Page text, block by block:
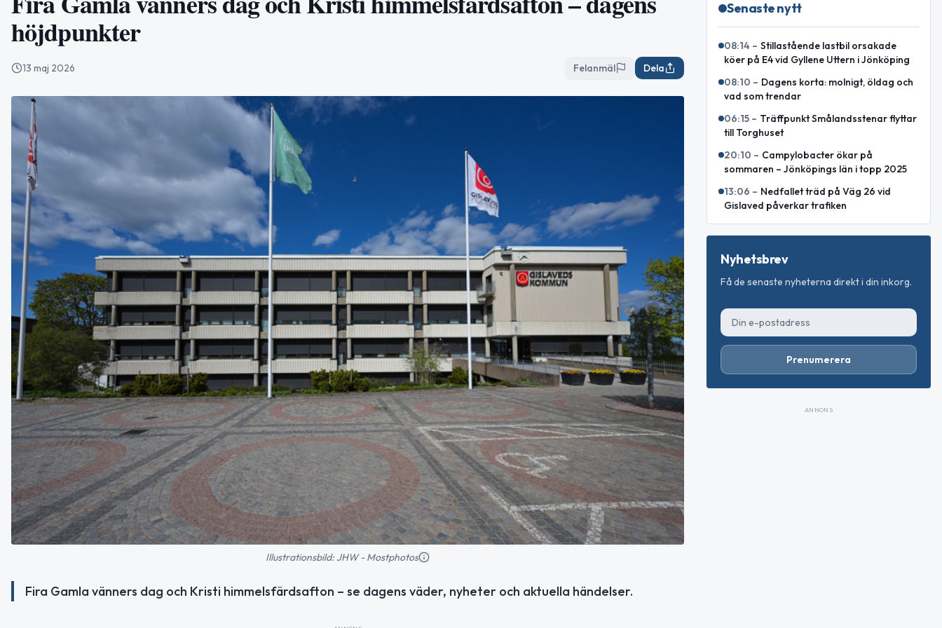
höjdpunkter
13 maj 2026 Felanmäl Dela
Illustrationsbild: JHW - Mostphotos
Fira Gamla vänners dag och Kristi himmelsfärdsafton – se dagens väder, nyheter och aktuella händelser.
Senaste nytt
08:14 – Stillastående lastbil orsakade
köer på E4 vid Gyllene Uttern i Jönköping
08:10 – Dagens korta: molnigt, öldag och
vad som trendar
06:15 – Träffpunkt Smålandsstenar flyttar
till Torghuset
20:10 – Campylobacter ökar på
sommaren – Jönköpings län i topp 2025
13:06 – Nedfallet träd på Väg 26 vid
Gislaved påverkar trafiken
Nyhetsbrev
Få de senaste nyheterna direkt i din inkorg.
Prenumerera
ANNONS